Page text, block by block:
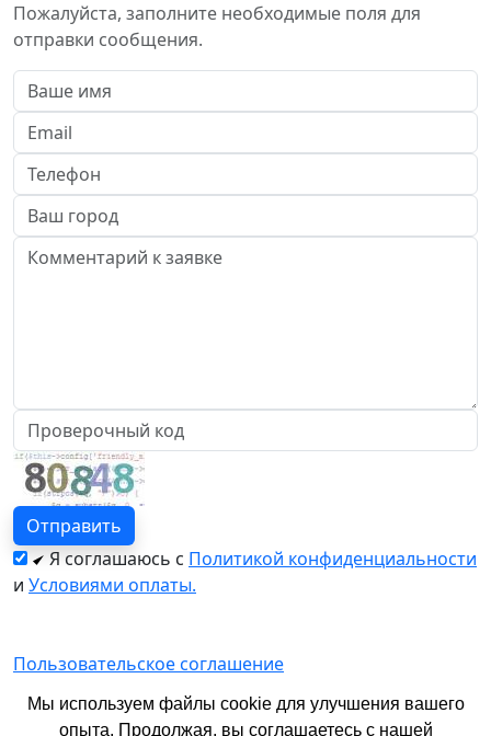
Пожалуйста, заполните необходимые поля для
отправки сообщения.
Я соглашаюсь с Политикой конфиденциальности
и Условиями оплаты.
Пользовательское соглашение
Политика конфиденциальности
Мы используем файлы cookie для улучшения вашего
опыта. Продолжая, вы соглашаетесь с нашей